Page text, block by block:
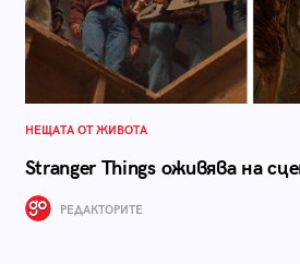
НЕЩАТА ОТ ЖИВОТА
Stranger Things оживява на
РЕДАКТОРИТЕ